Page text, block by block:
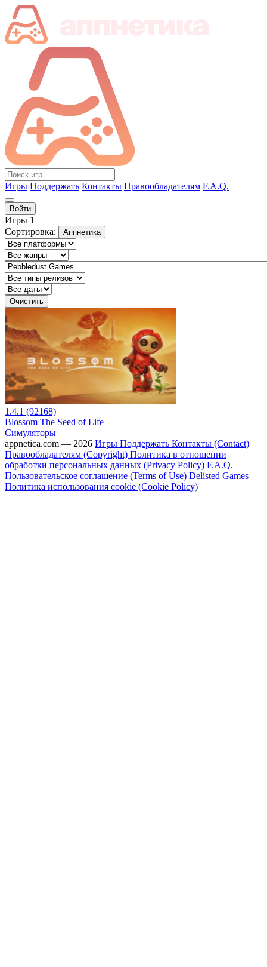
Игры Поддержать Контакты Правообладателям F.A.Q.
Войти
Игры 1
Сортировка:
Аппнетика
Очистить
1.4.1 (92168)
Blossom The Seed of Life
Симуляторы
appnetica.com — 2026 Игры Поддержать Контакты (Contact)
Правообладателям (Copyright) Политика в отношении
обработки персональных данных (Privacy Policy) F.A.Q.
Пользовательское соглашение (Terms of Use) Delisted Games
Политика использования cookie (Cookie Policy)